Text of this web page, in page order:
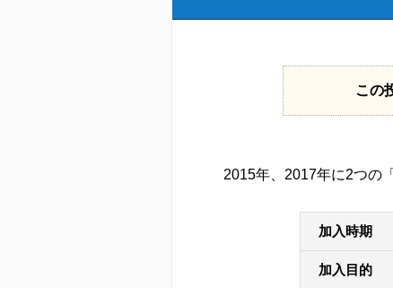
この
2015年、2017年に2つの
加入時期
加入目的